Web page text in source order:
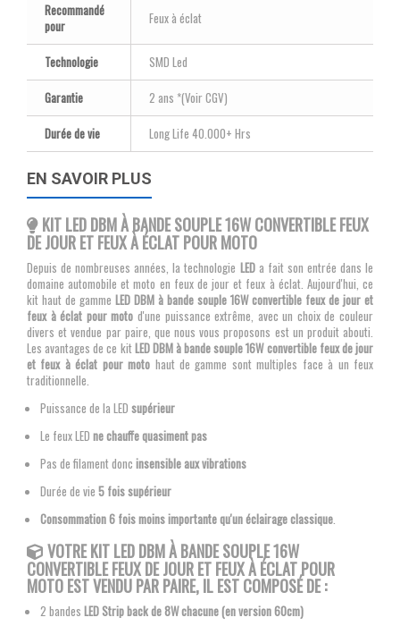
Recommandé
pour
Feux à éclat
Technologie
SMD Led
Garantie
2 ans *(Voir CGV)
Durée de vie
Long Life 40.000+ Hrs
EN SAVOIR PLUS
KIT LED DBM À BANDE SOUPLE 16W CONVERTIBLE FEUX
DE JOUR ET FEUX À ÉCLAT POUR MOTO
Depuis de nombreuses années, la technologie LEDa fait son entrée dans le
domaine automobile et moto en feux de jour et feux à éclat. Aujourd'hui, ce
kit haut de gamme LED DBM à bande souple 16W convertible feux de jour et
feux à éclat pour moto d'une puissance extrême, avec un choix de couleur
divers et vendue par paire, que nous vous proposons est un produit abouti.
Les avantages de ce kit LED DBM à bande souple 16W convertible feux de jour
et feux à éclat pour moto haut de gamme sont multiples face à un feux
traditionnelle.
Puissance de la LED supérieur
Le feux LED ne chauffe quasiment pas
Pas de filament donc insensible aux vibrations
Durée de vie 5 fois supérieur
Consommation 6 fois moins importante qu'un éclairage classique.
VOTRE KITLED DBM À BANDE SOUPLE 16W
CONVERTIBLE FEUX DE JOUR ET FEUX À ÉCLAT POUR
MOTOEST VENDU PAR PAIRE, IL EST COMPOSÉ DE :
2 bandes LED Strip back de 8W chacune (en version 60cm)